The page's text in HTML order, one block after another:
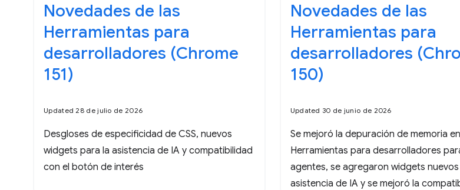
Novedades de las
Herramientas para
desarrolladores (Chrome
151)
Updated 28 de julio de 2026
Desgloses de especificidad de CSS, nuevos
widgets para la asistencia de IA y compatibilidad
con el botón de interés
Novedades de las
Herramientas para
desarrolladores
150)
Updated 30 de junio de 2026
Se mejoró la depuración de memoria
Herramientas para desarrolladores
agentes, se agregaron widgets
asistencia de IA y se mejoró la